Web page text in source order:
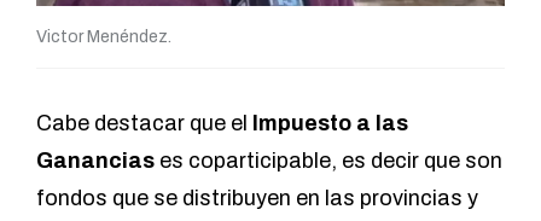
Victor Menéndez.
Cabe destacar que el Impuesto a las
Ganancias es coparticipable, es decir que son
fondos que se distribuyen en las provincias y